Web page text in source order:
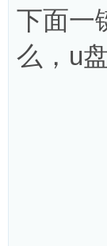
下面一
么，u